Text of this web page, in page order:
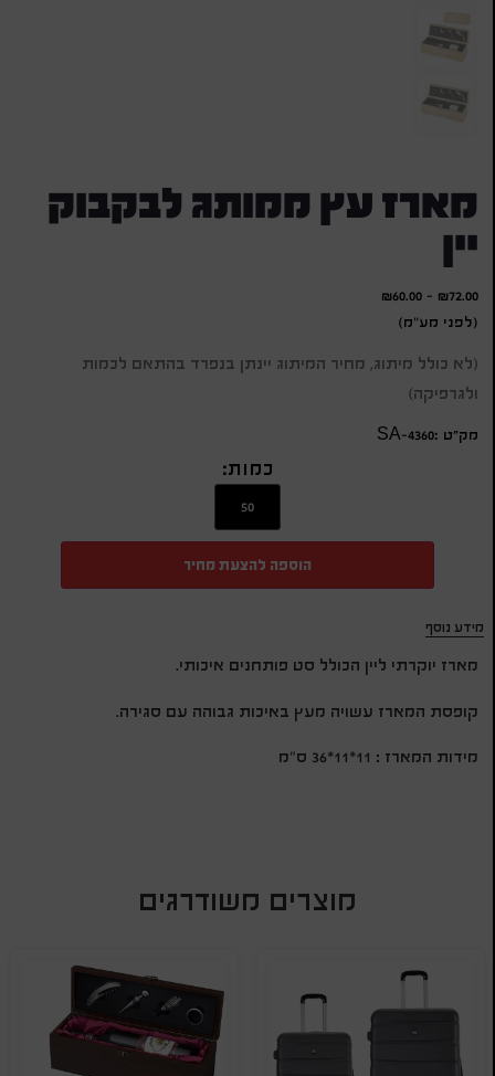
מארז עץ ממותג לבקבוק
יין
₪72.00
-
₪60.00
(לפני מע"מ)
(לא כולל מיתוג, מחיר המיתוג יינתן בנפרד בהתאם לכמות
ולגרפיקה)
מק״ט :SA-4360
כמות:
הוספה להצעת מחיר
מידע נוסף
מארז יוקרתי ליין הכולל סט פותחנים איכותי.
קופסת המארז עשויה מעץ באיכות גבוהה עם סגירה.
מידות המארז : 11*11*36 ס”מ
מוצרים משודרגים